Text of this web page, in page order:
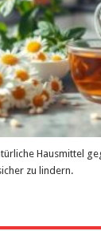
Hausmittel
zu lindern.